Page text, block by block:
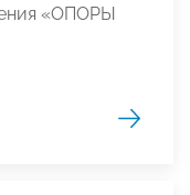
«ОПОРЫ